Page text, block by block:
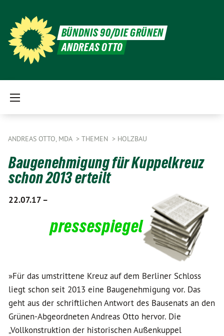
BÜNDNIS 90/DIE GRÜNEN
ANDREAS OTTO
ANDREAS OTTO, MDA THEMEN HOLZBAU
Baugenehmigung für Kuppelkreuz
schon 2013 erteilt
22.07.17 –
pressespiegel
»Für das umstrittene Kreuz auf dem Berliner Schloss
liegt schon seit 2013 eine Baugenehmigung vor. Das
geht aus der schriftlichen Antwort des Bausenats an den
Grünen-Abgeordneten Andreas Otto hervor. Die
„Vollkonstruktion der historischen Außenkuppel